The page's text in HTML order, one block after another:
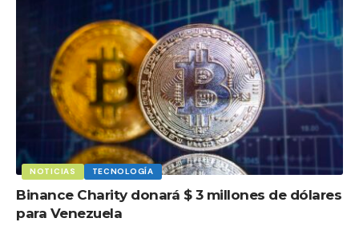
NOTICIAS TECNOLOGÍA
Binance Charity donará $ 3 millones de dólares
para Venezuela